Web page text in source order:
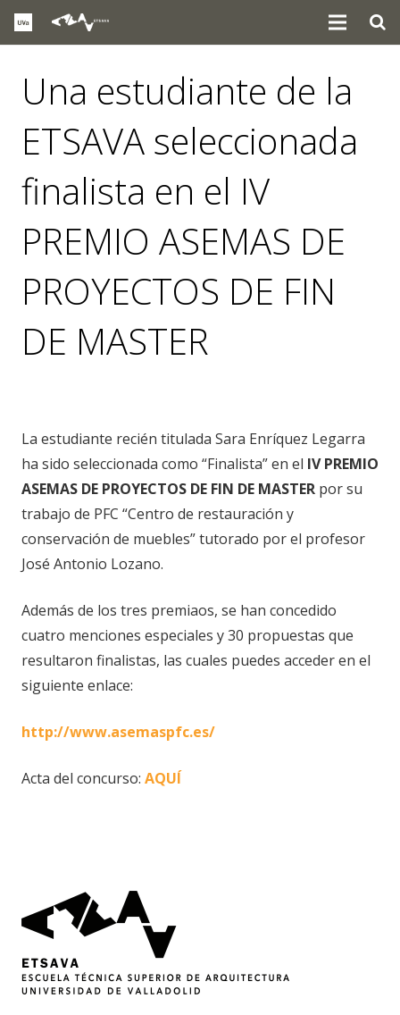
Una estudiante de la
ETSAVA seleccionada
finalista en el IV
PREMIO ASEMAS DE
PROYECTOS DE FIN
DE MASTER
La estudiante recién titulada Sara Enríquez Legarra
ha sido seleccionada como “Finalista” en el IV PREMIO
ASEMAS DE PROYECTOS DE FIN DE MASTER por su
trabajo de PFC “Centro de restauración y
conservación de muebles” tutorado por el profesor
José Antonio Lozano.
Además de los tres premiaos, se han concedido
cuatro menciones especiales y 30 propuestas que
resultaron finalistas, las cuales puedes acceder en el
siguiente enlace:
http://www.asemaspfc.es/
Acta del concurso: AQUÍ